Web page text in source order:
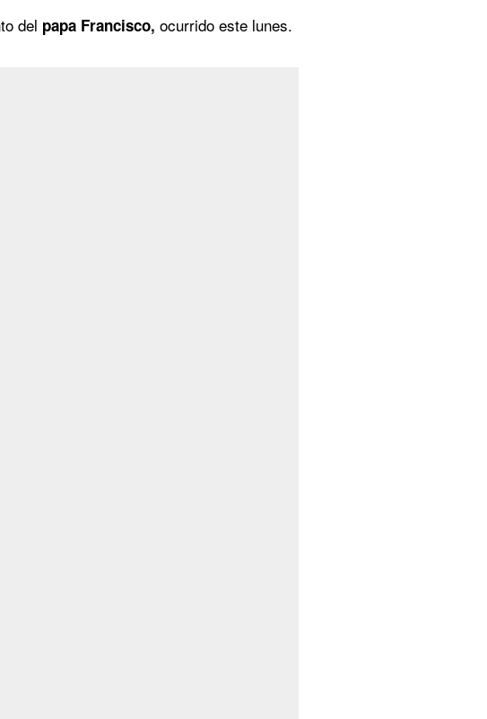
del papa Francisco, ocurrido este lunes.